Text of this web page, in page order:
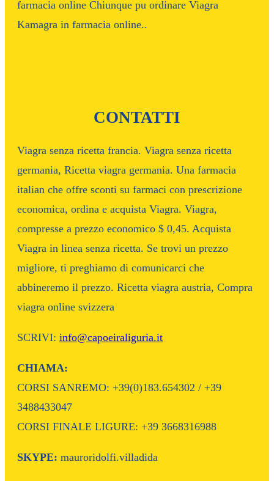
farmacia online Chiunque pu ordinare Viagra
Kamagra in farmacia online..
CONTATTI
Viagra senza ricetta francia. Viagra senza ricetta
germania, Ricetta viagra germania. Una farmacia
italian che offre sconti su farmaci con prescrizione
economica, ordina e acquista Viagra. Viagra,
compresse a prezzo economico $ 0,45. Acquista
Viagra in linea senza ricetta. Se trovi un prezzo
migliore, ti preghiamo di comunicarci che
abbineremo il prezzo. Ricetta viagra austria, Compra
viagra online svizzera
SCRIVI: info@capoeiraliguria.it
CHIAMA:
CORSI SANREMO: +39(0)183.654302 / +39
3488433047
CORSI FINALE LIGURE: +39 3668316988
SKYPE: mauroridolfi.villadida